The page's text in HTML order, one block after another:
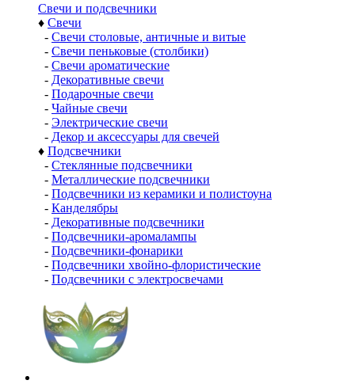
Свечи и подсвечники
♦ Свечи
- Свечи столовые, античные и витые
- Свечи пеньковые (столбики)
- Свечи ароматические
- Декоративные свечи
- Подарочные свечи
- Чайные свечи
- Электрические свечи
- Декор и аксессуары для свечей
♦ Подсвечники
- Стеклянные подсвечники
- Металлические подсвечники
- Подсвечники из керамики и полистоуна
- Канделябры
- Декоративные подсвечники
- Подсвечники-аромалампы
- Подсвечники-фонарики
- Подсвечники хвойно-флористические
- Подсвечники с электросвечами